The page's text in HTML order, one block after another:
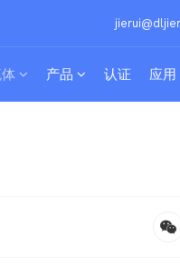
产品 认证 应用